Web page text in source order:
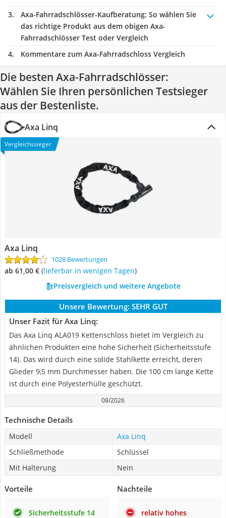
Axa-Fahrradschlösser-Kaufberatung: So wählen Sie
das richtige Produkt aus dem obigen Axa-
Fahrradschlösser Test oder Vergleich
Kommentare zum Axa-Fahrradschloss Vergleich
Die besten Axa-Fahrradschlösser:
Wählen Sie Ihren persönlichen Testsieger
aus der Bestenliste.
Axa Linq
Vergleichssieger
Axa Linq
1028 Bewertungen
ab 61,00 € ( Lieferbar in wenigen Tagen)
Preisvergleich und weitere Angebote
Unsere Bewertung: SEHR GUT
Unser Fazit für Axa Linq:
Das Axa Linq ALA019 Kettenschloss bietet im Vergleich zu
ähnlichen Produkten eine hohe Sicherheit (Sicherheitsstufe
14). Das wird durch eine solide Stahlkette erreicht, deren
Glieder 9,5 mm Durchmesser haben. Die 100 cm lange Kette
ist durch eine Polyesterhülle geschützt.
08/2026
Technische Details
Modell
Axa Linq
Schließmethode
Schlüssel
Mit Halterung
Nein
Vorteile
Sicherheitsstufe 14
Nachteile
relativ hohes